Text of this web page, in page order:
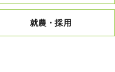
就農・採用